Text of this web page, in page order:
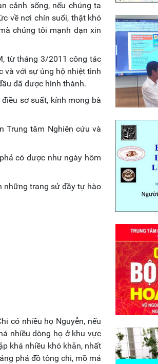
cảnh sống, nếu chúng ta
về nơi chín suối, thật khó
chúng tôi mạnh dạn xin
từ tháng 3/2011 công tác
và với sự ủng hộ nhiệt tình
đã được hình thành.
sơ suất, kính mong bà
Trung tâm Nghiên cứu và
có được như ngày hôm
những trang sử đầy tự hào
có nhiều họ Nguyễn, nếu
nhiều dòng họ ở khu vực
khá nhiều khó khăn, nhất
phả đồ tông chi, mồ mả